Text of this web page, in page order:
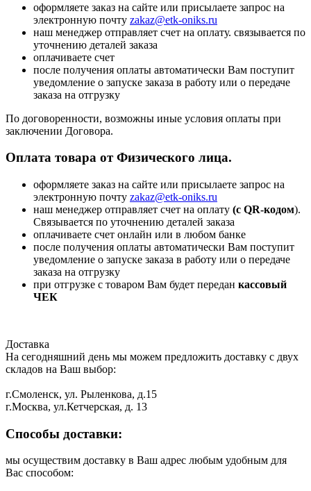
оформляете заказ на сайте или присылаете запрос на
электронную почту zakaz@etk-oniks.ru
наш менеджер отправляет счет на оплату. связывается по
уточнению деталей заказа
оплачиваете счет
после получения оплаты автоматически Вам поступит
уведомление о запуске заказа в работу или о передаче
заказа на отгрузку
По договоренности, возможны иные условия оплаты при
заключении Договора.
Оплата товара от Физического лица.
оформляете заказ на сайте или присылаете запрос на
электронную почту zakaz@etk-oniks.ru
наш менеджер отправляет счет на оплату (с QR-кодом).
Связывается по уточнению деталей заказа
оплачиваете счет онлайн или в любом банке
после получения оплаты автоматически Вам поступит
уведомление о запуске заказа в работу или о передаче
заказа на отгрузку
при отгрузке с товаром Вам будет передан кассовый
ЧЕК
Доставка
На сегодняшний день мы можем предложить доставку с двух
складов на Ваш выбор:
г.Смоленск, ул. Рыленкова, д.15
г.Москва, ул.Кетчерская, д. 13
Способы доставки:
мы осуществим доставку в Ваш адрес любым удобным для
Вас способом: